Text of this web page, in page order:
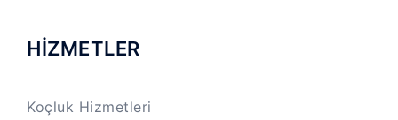
HİZMETLER
Koçluk Hizmetleri